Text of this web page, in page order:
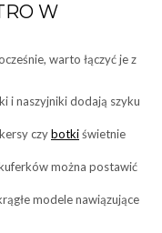
W
warto łączyć je z
i naszyjniki dodają szyku
czybotkiświetnie
można postawić
modele nawiązujące